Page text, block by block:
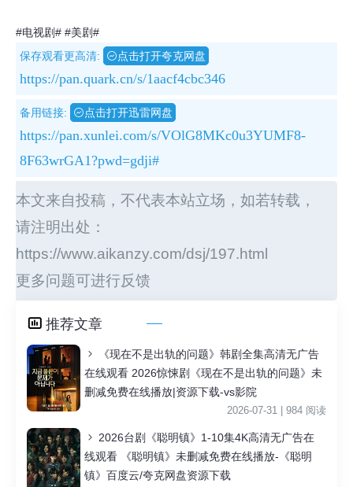
#电视剧# #美剧#
保存观看更高清:
点击打开夸克网盘
https://pan.quark.cn/s/1aacf4cbc346
备用链接: 点击打开迅雷网盘
https://pan.xunlei.com/s/VOlG8MKc0u3YUMF8-
8F63wrGA1?pwd=gdji#
本文来自投稿，不代表本站立场，如若转载，
请注明出处：
https://www.aikanzy.com/dsj/197.html
更多问题可进行反馈
推荐文章
《现在不是出轨的问题》韩剧全集高清无广告
在线观看 2026惊悚剧《现在不是出轨的问题》未
删减免费在线播放|资源下载-vs影院
2026-07-31 | 984 阅读
2026台剧《聪明镇》1-10集4K高清无广告在
线观看 《聪明镇》未删减免费在线播放-《聪明
镇》百度云/夸克网盘资源下载